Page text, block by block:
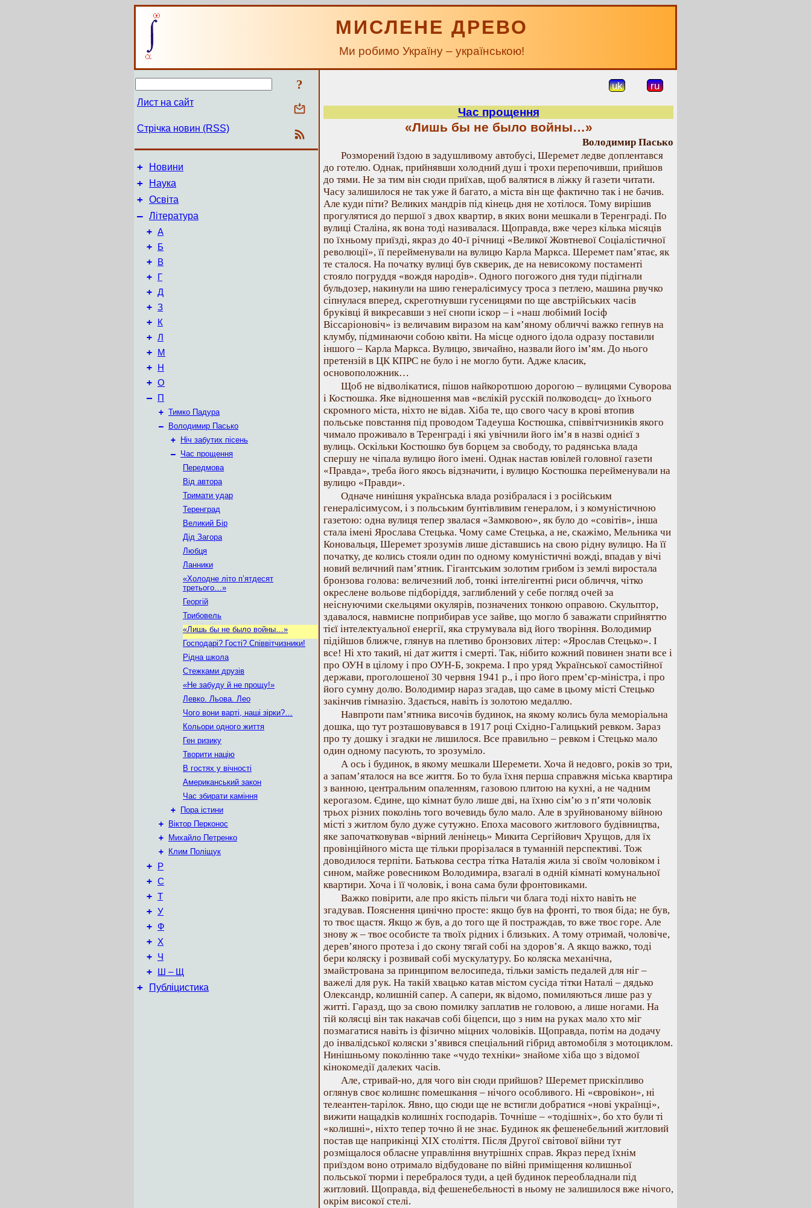
МИСЛЕНЕ ДРЕВО
Ми робимо Україну – українською!
?
Лист на сайт
Стрічка новин (RSS)
+ Новини
+ Наука
+ Освіта
– Література
+ А
+ Б
+ В
+ Г
+ Д
+ З
+ К
+ Л
+ М
+ Н
+ О
– П
+ Тимко Падура
–
Володимир Пасько
+
Ніч забутих пісень
– Час прощення
Передмова
Від автора
Тримати удар
Теренград
Великий Бір
Дід Загора
Любця
Ланники
«Холодне літо п’ятдесят
третього…»
Георгій
Трибовель
«Лишь бы не было войны…»
Господарі? Гості? Співвітчизники!
Рідна школа
Стежками друзів
«Не забуду й не прощу!»
Левко. Льова. Лео
Чого вони варті, наші зірки?…
Кольори одного життя
Ген ризику
Творити націю
В гостях у вічності
Американський закон
Час збирати каміння
+
Пора істини
+
Віктор Перконос
+
Михайло Петренко
+
Клим Поліщук
+ Р
+ С
+ Т
+ У
+ Ф
+ Х
+ Ч
+ Ш – Щ
+ Публіцистика
uk ru
Час прощення
«Лишь бы не было войны…»
Володимир Пасько
Розморений їздою в задушливому автобусі, Шеремет ледве доплентався
до готелю. Однак, прийнявши холодний душ і трохи перепочивши, прийшов
до тями. Не за тим він сюди приїхав, щоб валятися в ліжку й газети читати.
Часу залишилося не так уже й багато, а міста він ще фактично так і не бачив.
Але куди піти? Великих мандрів під кінець дня не хотілося. Тому вирішив
прогулятися до першої з двох квартир, в яких вони мешкали в Теренграді. По
вулиці Сталіна, як вона тоді називалася. Щоправда, вже через кілька місяців
по їхньому приїзді, якраз до 40-ї річниці «Великої Жовтневої Соціалістичної
революції», її перейменували на вулицю Карла Маркса. Шеремет пам’ятає, як
те сталося. На початку вулиці був скверик, де на невисокому постаменті
стояло погруддя «вождя народів». Одного погожого дня туди підігнали
бульдозер, накинули на шию генералісимусу троса з петлею, машина рвучко
сіпнулася вперед, скреготнувши гусеницями по ще австрійських часів
бруківці й викресавши з неї снопи іскор – і «наш любімий Іосіф
Віссаріоновіч» із величавим виразом на кам’яному обличчі важко гепнув на
клумбу, підминаючи собою квіти. На місце одного ідола одразу поставили
іншого – Карла Маркса. Вулицю, звичайно, назвали його ім’ям. До нього
претензій в ЦК КПРС не було і не могло бути. Адже класик,
основоположник…
Щоб не відволікатися, пішов найкоротшою дорогою – вулицями Суворова
і Костюшка. Яке відношення мав «вєлікій русскій полководєц» до їхнього
скромного міста, ніхто не відав. Хіба те, що свого часу в крові втопив
польське повстання під проводом Тадеуша Костюшка, співвітчизників якого
чимало проживало в Теренграді і які увічнили його ім’я в назві однієї з
вулиць. Оскільки Костюшко був борцем за свободу, то радянська влада
спершу не чіпала вулицю його імені. Однак настав ювілей головної газети
«Правда», треба його якось відзначити, і вулицю Костюшка перейменували на
вулицю «Правди».
Одначе нинішня українська влада розібралася і з російським
генералісимусом, і з польським бунтівливим генералом, і з комуністичною
газетою: одна вулиця тепер звалася «Замковою», як було до «совітів», інша
стала імені Ярослава Стецька. Чому саме Стецька, а не, скажімо, Мельника чи
Коновальця, Шеремет зрозумів лише діставшись на свою рідну вулицю. На її
початку, де колись стояли один по одному комуністичні вожді, впадав у вічі
новий величний пам’ятник. Гігантським золотим грибом із землі виростала
бронзова голова: величезний лоб, тонкі інтелігентні риси обличчя, чітко
окреслене вольове підборіддя, заглиблений у себе погляд очей за
неіснуючими скельцями окулярів, позначених тонкою оправою. Скульптор,
здавалося, навмисне поприбирав усе зайве, що могло б заважати сприйняттю
тієї інтелектуальної енергії, яка струмувала від його творіння. Володимир
підійшов ближче, глянув на плетиво бронзових літер: «Ярослав Стецько». І
все! Ні хто такий, ні дат життя і смерті. Так, нібито кожний повинен знати все і
про ОУН в цілому і про ОУН-Б, зокрема. І про уряд Української самостійної
держави, проголошеної 30 червня 1941 р., і про його прем’єр-міністра, і про
його сумну долю. Володимир нараз згадав, що саме в цьому місті Стецько
закінчив гімназію. Здається, навіть із золотою медаллю.
Навпроти пам’ятника височів будинок, на якому колись була меморіальна
дошка, що тут розташовувався в 1917 році Східно-Галицький ревком. Зараз
про ту дошку і згадки не лишилося. Все правильно – ревком і Стецько мало
один одному пасують, то зрозуміло.
А ось і будинок, в якому мешкали Шеремети. Хоча й недовго, років зо три,
а запам’яталося на все життя. Бо то була їхня перша справжня міська квартира
з ванною, центральним опаленням, газовою плитою на кухні, а не чадним
керогазом. Єдине, що кімнат було лише дві, на їхню сім’ю з п’яти чоловік
трьох різних поколінь того вочевидь було мало. Але в зруйнованому війною
місті з житлом було дуже сутужно. Епоха масового житлового будівництва,
яке започатковував «вірний ленінець» Микита Сергійович Хрущов, для їх
провінційного міста ще тільки прорізалася в туманній перспективі. Тож
доводилося терпіти. Батькова сестра тітка Наталія жила зі своїм чоловіком і
сином, майже ровесником Володимира, взагалі в одній кімнаті комунальної
квартири. Хоча і її чоловік, і вона сама були фронтовиками.
Важко повірити, але про якість пільги чи блага тоді ніхто навіть не
згадував. Пояснення цинічно просте: якщо був на фронті, то твоя біда; не був,
то твоє щастя. Якщо ж був, а до того ще й постраждав, то вже твоє горе. Але
знову ж – твоє особисте та твоїх рідних і близьких. А тому отримай, чоловіче,
дерев’яного протеза і до скону тягай собі на здоров’я. А якщо важко, тоді
бери коляску і розвивай собі мускулатуру. Бо коляска механічна,
змайстрована за принципом велосипеда, тільки замість педалей для ніг –
важелі для рук. На такій хвацько катав містом сусіда тітки Наталі – дядько
Олександр, колишній сапер. А сапери, як відомо, помиляються лише раз у
житті. Гаразд, що за свою помилку заплатив не головою, а лише ногами. На
тій колясці він так накачав собі біцепси, що з ним на руках мало хто міг
позмагатися навіть із фізично міцних чоловіків. Щоправда, потім на додачу
до інвалідської коляски з’явився спеціальний гібрид автомобіля з мотоциклом.
Нинішньому поколінню таке «чудо техніки» знайоме хіба що з відомої
кінокомедії далеких часів.
Але, стривай-но, для чого він сюди прийшов? Шеремет прискіпливо
оглянув своє колишнє помешкання – нічого особливого. Ні «євровікон», ні
телеантен-тарілок. Явно, що сюди ще не встигли добратися «нові українці»,
вижити нащадків колишніх господарів. Точніше – «тодішніх», бо хто були ті
«колишні», ніхто тепер точно й не знає. Будинок як фешенебельний житловий
постав ще наприкінці XIX століття. Після Другої світової війни тут
розміщалося обласне управління внутрішніх справ. Якраз перед їхнім
приїздом воно отримало відбудоване по війні приміщення колишньої
польської тюрми і перебралося туди, а цей будинок переобладнали під
житловий. Щоправда, від фешенебельності в ньому не залишилося вже нічого,
окрім високої стелі.